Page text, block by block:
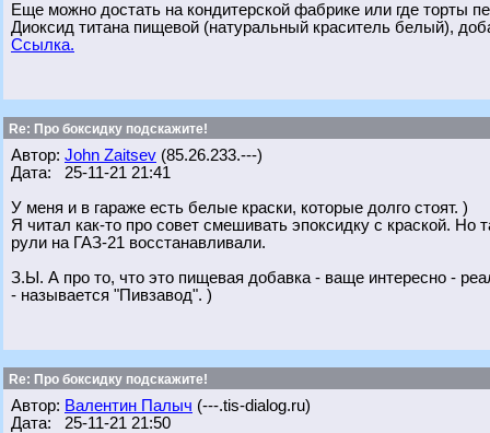
Еще можно достать на кондитерской фабрике или где торты
Диоксид титана пищевой (натуральный краситель белый),
Ссылка.
Re: Про боксидку подскажите!
Автор: John Zaitsev (85.26.233.---)
Дата: 25-11-21 21:41
У меня и в гараже есть белые краски, которые долго стоят. )
Я читал как-то про совет смешивать эпоксидку с краской.
рули на ГАЗ-21 восстанавливали.
З.Ы. А про то, что это пищевая добавка - ваще интересно -
- называется "Пивзавод". )
Re: Про боксидку подскажите!
Автор: Валентин Палыч (---.tis-dialog.ru)
Дата: 25-11-21 21:50